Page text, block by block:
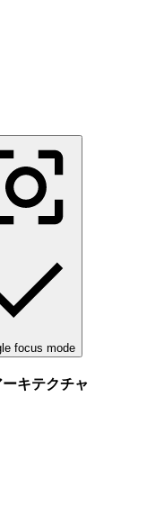
focus mode
キテクチャ